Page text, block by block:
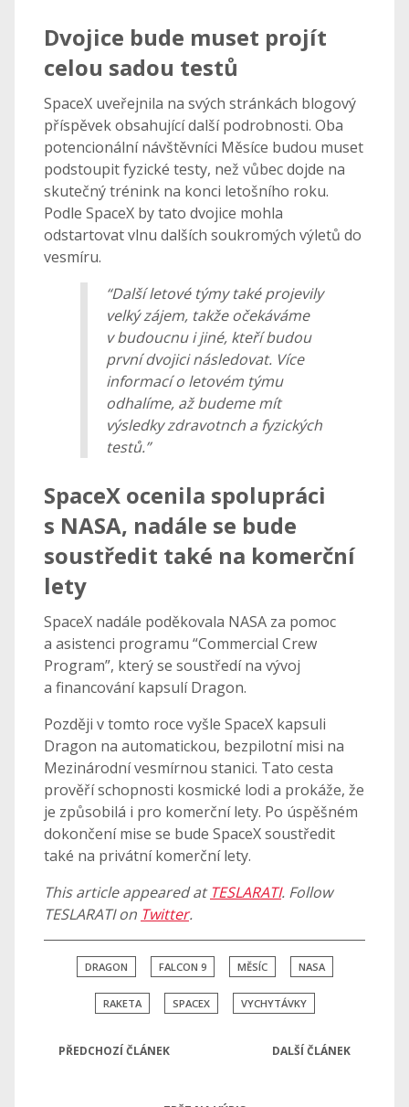
Dvojice bude muset projít
celou sadou testů
SpaceX uveřejnila na svých stránkách blogový
příspěvek obsahující další podrobnosti. Oba
potencionální návštěvníci Měsíce budou muset
podstoupit fyzické testy, než vůbec dojde na
skutečný trénink na konci letošního roku.
Podle SpaceX by tato dvojice mohla
odstartovat vlnu dalších soukromých výletů do
vesmíru.
“Další letové týmy také projevily
velký zájem, takže očekáváme
v budoucnu i jiné, kteří budou
první dvojici následovat. Více
informací o letovém týmu
odhalíme, až budeme mít
výsledky zdravotnch a fyzických
testů.”
SpaceX ocenila spolupráci
s NASA, nadále se bude
soustředit také na komerční
lety
SpaceX nadále poděkovala NASA za pomoc
a asistenci programu “Commercial Crew
Program”, který se soustředí na vývoj
a financování kapsulí Dragon.
Později v tomto roce vyšle SpaceX kapsuli
Dragon na automatickou, bezpilotní misi na
Mezinárodní vesmírnou stanici. Tato cesta
prověří schopnosti kosmické lodi a prokáže, že
je způsobilá i pro komerční lety. Po úspěšném
dokončení mise se bude SpaceX soustředit
také na privátní komerční lety.
This article appeared atTESLARATI. Follow
TESLARATI on Twitter.
DRAGON FALCON 9 MĚSÍC NASA
RAKETA SPACEX VYCHYTÁVKY
PŘEDCHOZÍ ČLÁNEK DALŠÍ ČLÁNEK